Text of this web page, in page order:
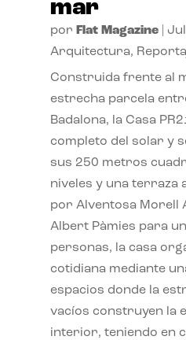
mar
por Flat Magazine|
Arquitectura,
Construida frente al
estrecha parcela
Badalona, la Casa
completo del solar y
sus 250 metros
niveles y una terraza
por Alventosa Morell
Albert Pàmies para
personas, la casa
cotidiana mediante
espacios donde la
vacíos construyen la
interior, teniendo en